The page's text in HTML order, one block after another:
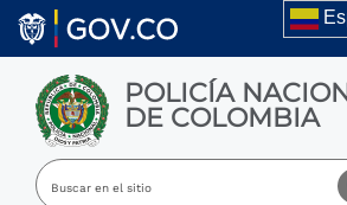
Skip to main content
POLICÍA
DE COLOMBIA